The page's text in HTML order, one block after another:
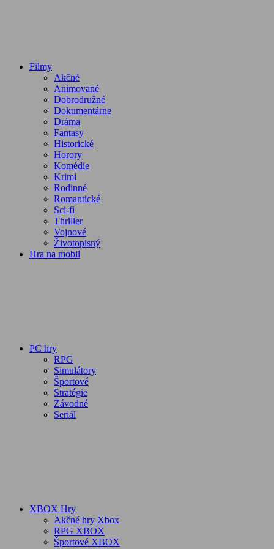
Filmy
Akčné
Animované
Dobrodružné
Dokumentárne
Dráma
Fantasy
Historické
Horory
Komédie
Krimi
Rodinné
Romantické
Sci-fi
Thriller
Vojnové
Životopisný
Hra na mobil
PC hry
RPG
Simulátory
Športové
Stratégie
Závodné
Seriál
XBOX Hry
Akčné hry Xbox
RPG XBOX
Športové XBOX